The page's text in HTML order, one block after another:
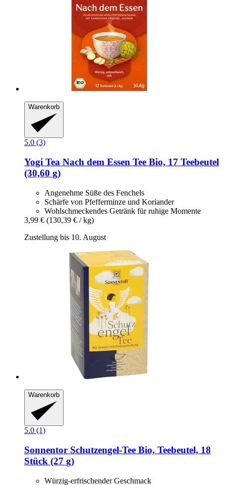
Warenkorb
5.0 (3)
Yogi Tea Nach dem Essen Tee Bio, 17 Teebeutel
(30,60 g)
Angenehme Süße des Fenchels
Schärfe von Pfefferminze und Koriander
Wohlschmeckendes Getränk für ruhige Momente
3,99 € (130,39 € / kg)
Zustellung bis 10. August
Warenkorb
5.0 (1)
Sonnentor Schutzengel-​Tee Bio, Teebeutel, 18
Stück (27 g)
Würzig-erfrischender Geschmack